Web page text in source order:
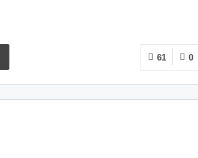
0
61